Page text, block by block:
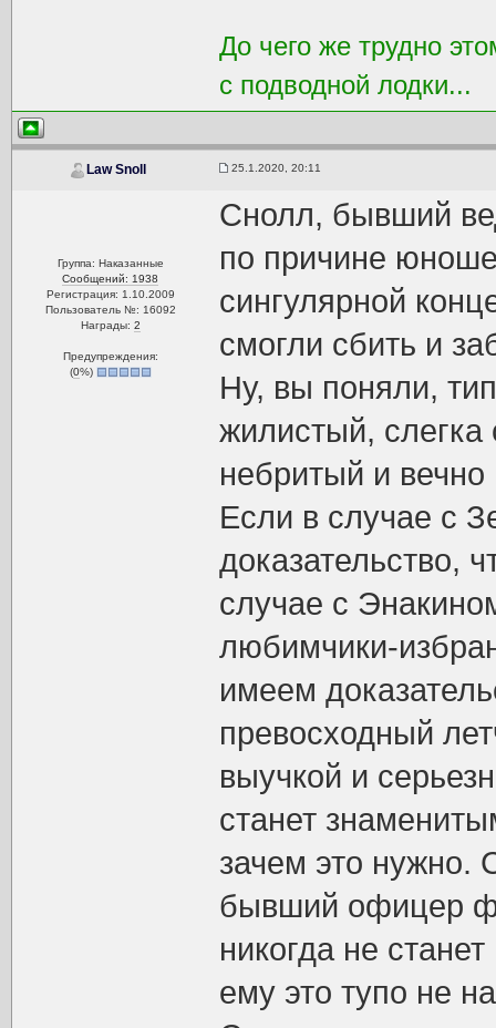
До чего же трудно
с подводной лодки...
Law Snoll 25.1.2020, 20:11
Группа: Наказанные
Сообщений: 1938
Регистрация: 1.10.2009
Пользователь №: 16092
Награды: 2
Предупреждения:
(0%)
Снолл, бывший
по причине
сингулярной
смогли сбить и
Ну, вы поняли,
жилистый, слегка
небритый и
Если в случае с
доказательство,
случае с
любимчики-
имеем
превосходный
выучкой и
станет
зачем это нужно.
бывший офицер
никогда не
ему это тупо не